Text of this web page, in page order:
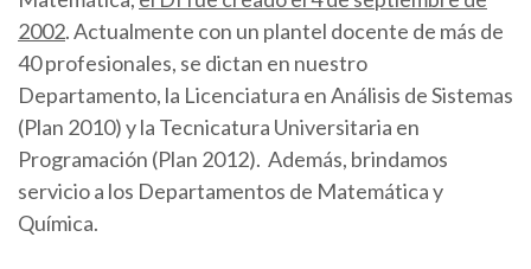
2002. Actualmente con un plantel docente de más de
40 profesionales, se dictan en nuestro
Departamento, la Licenciatura en Análisis de Sistemas
(Plan 2010) y la Tecnicatura Universitaria en
Programación (Plan 2012). Además, brindamos
servicio a los Departamentos de Matemática y
Química.